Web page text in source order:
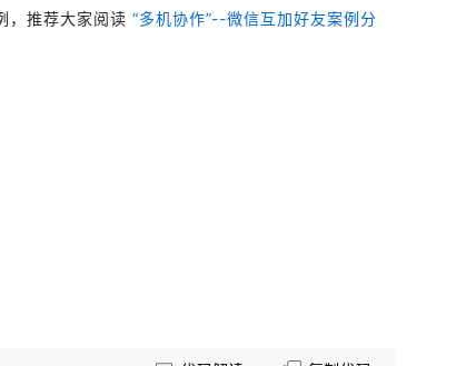
，推荐大家阅读 “多机协作”--微信互加好友案例分